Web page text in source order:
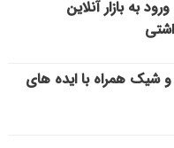
به بازار آنلاین
شیک همراه با ایده های